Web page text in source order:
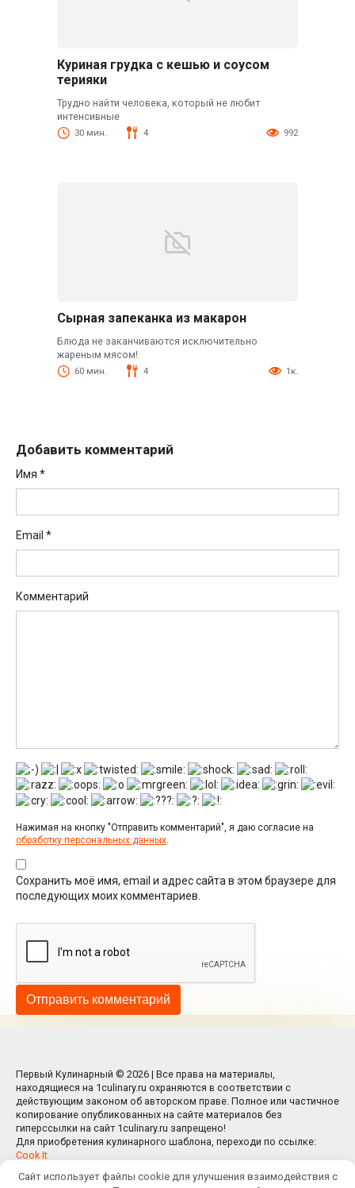
Куриная грудка с кешью и соусом
терияки
Трудно найти человека, который не любит
интенсивные
30 мин. 4 992
Сырная запеканка из макарон
Блюда не заканчиваются исключительно
жареным мясом!
60 мин. 4 1к.
Добавить комментарий
Имя *
Email *
Комментарий
Нажимая на кнопку "Отправить комментарий", я даю согласие на
обработку персональных данных.
Сохранить моё имя, email и адрес сайта в этом браузере для
последующих моих комментариев.
Первый Кулинарный © 2026 | Все права на материалы,
находящиеся на 1culinary.ru охраняются в соответствии с
действующим законом об авторском праве. Полное или частичное
копирование опубликованных на сайте материалов без
гиперссылки на сайт 1culinary.ru запрещено!
Для приобретения кулинарного шаблона, переходи по ссылке:
Cook It
Сайт использует файлы cookie для улучшения взаимодействия с